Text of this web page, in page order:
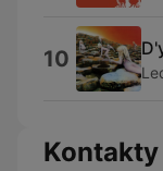
10
Kontakty